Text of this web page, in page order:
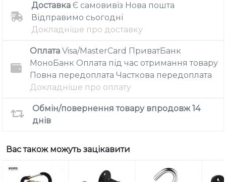
Доставка Є самовивіз Нова пошта
Відправимо сьогодні
Докладніше про доставку
Оплата Visa/MasterCard ПриватБанк
МоноБанк Оплата під час отримання товару
Повна передоплата Часткова передоплата
Докладніше про оплату
Обмін/повернення товару впродовж 14
днів
Вас також можуть зацікавити